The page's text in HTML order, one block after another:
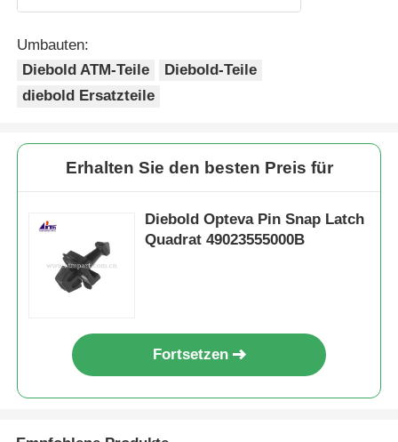
Umbauten:
Diebold ATM-Teile
Diebold-Teile
diebold Ersatzteile
Erhalten Sie den besten Preis für
Diebold Opteva Pin Snap Latch
Quadrat 49023555000B
Fortsetzen